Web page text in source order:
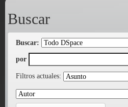
Buscar
Buscar:
por
Filtros actuales: